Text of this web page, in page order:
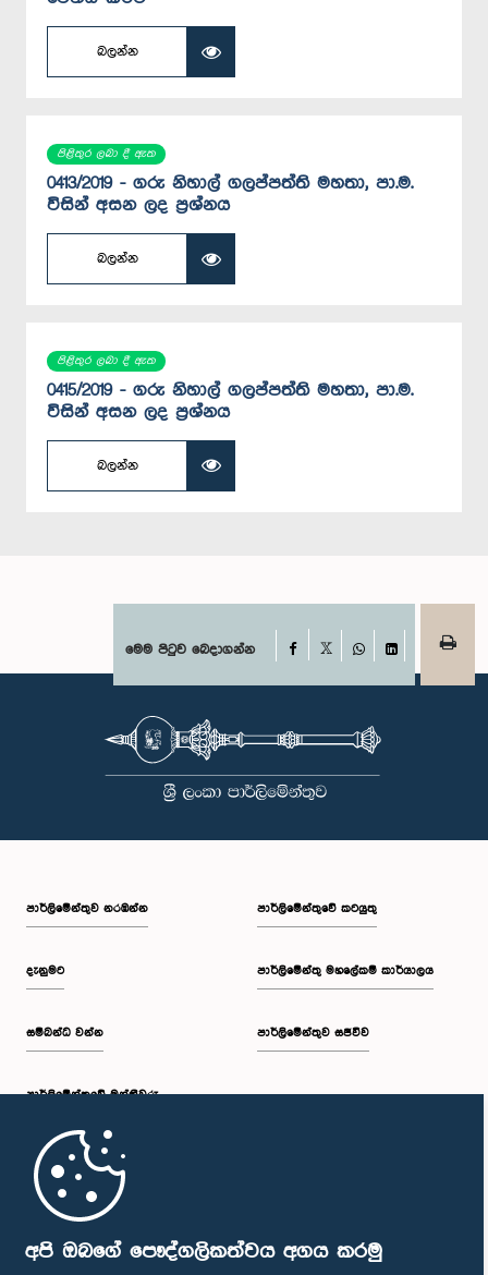
අපි ඔබගේ පෞද්ගලිකත්වය අගය කරමු
බලන්න
පිළිතුර ලබා දී ඇත
0413/2019 - ගරු නිහාල් ගලප්පත්ති මහතා, පා.ම.
විසින් අසන ලද ප්‍රශ්නය
බලන්න
පිළිතුර ලබා දී ඇත
0415/2019 - ගරු නිහාල් ගලප්පත්ති මහතා, පා.ම.
විසින් අසන ලද ප්‍රශ්නය
බලන්න
මෙම පිටුව බෙදාගන්න Facebook
WhatsAppLinkedIn
පාර්ලි‌මේන්තුව නරඹන්න
දැනුමට
සම්බන්ධ වන්න
පාර්ලි‌මේන්තුවේ මන්ත්‍රීවරු
මුල් පිටුව
පාර්ලිමේන්තුවේ කටයුතු
පාර්ලිමේන්තු මහලේකම් කාර්යාලය
පාර්ලිමේන්තුව සජීවීව
පාර්ලිමේන්තු ජංගම යෙදුම